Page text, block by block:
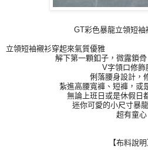
GT彩色暴龍立領短袖
立領短袖襯衫穿起來氣質優雅
解下第一顆釦子，微露鎖
V字領口修飾
俐落腰身設計，
紮進高腰寬褲、短褲，或
無論上班日或是休假日
迷你可愛的小尺寸暴
超有童心
【布料說明